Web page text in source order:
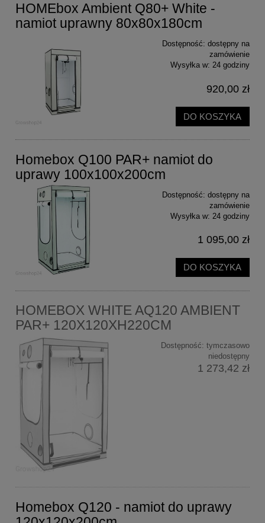
HOMEbox Ambient Q80+ White -
namiot uprawny 80x80x180cm
Dostępność: dostępny na
zamówienie
Wysyłka w: 24 godziny
920,00 zł
DO KOSZYKA
Homebox Q100 PAR+ namiot do
uprawy 100x100x200cm
Dostępność: dostępny na
zamówienie
Wysyłka w: 24 godziny
1 095,00 zł
DO KOSZYKA
HOMEBOX WHITE AQ120 AMBIENT
PAR+ 120X120XH220CM
Dostępność: tymczasowo
niedostępny
1 273,42 zł
Homebox Q120 - namiot do uprawy